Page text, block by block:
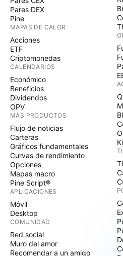
Pares DEX
Pine
MAPAS DE CALOR
Acciones
ETF
Criptomonedas
CALENDARIOS
Económico
Beneficios
Dividendos
OPV
MÁS PRODUCTOS
Flujo de noticias
Carteras
Gráficos fundamentales
Curvas de rendimiento
Opciones
Mapas macro
Pine Script®
APLICACIONES
Móvil
Desktop
COMUNIDAD
Red social
Muro del amor
Recomendar a un amigo